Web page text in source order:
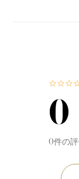
0
0件の